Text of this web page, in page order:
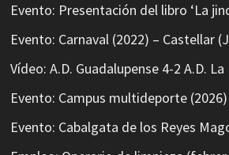
Evento: Presentación del libro ‘La
Evento: Carnaval (2022) – Castellar
Vídeo: A.D. Guadalupense 4-2 A.D.
Evento: Campus multideporte
Evento: Cabalgata de los Reyes